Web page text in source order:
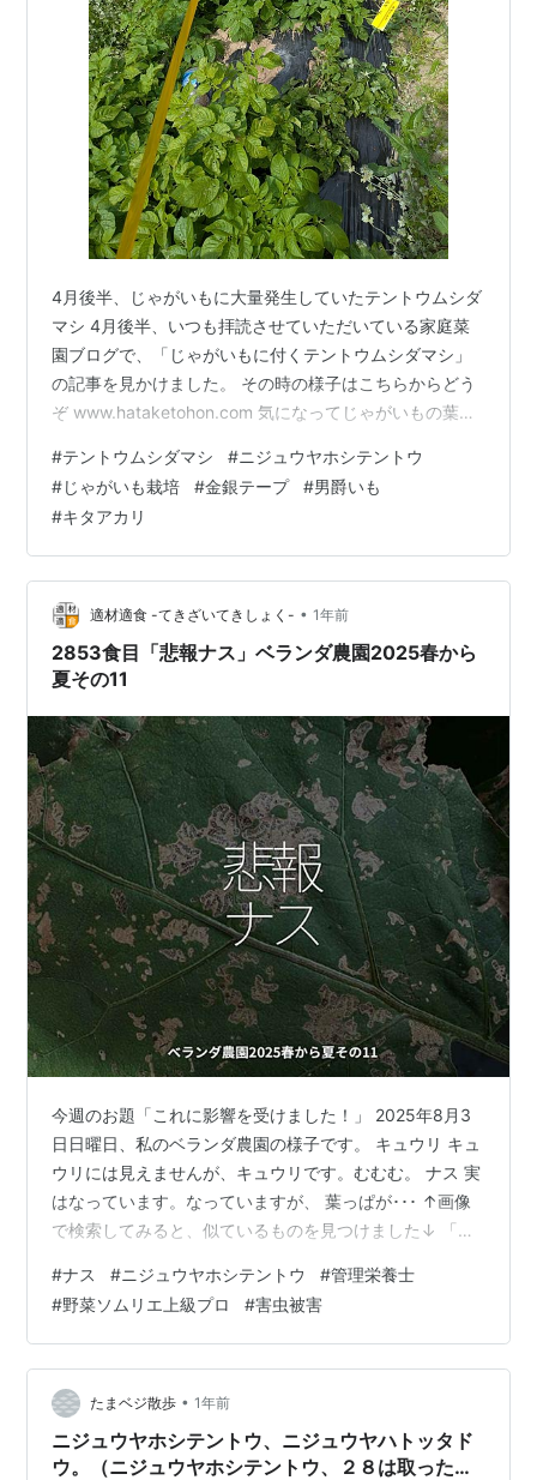
4月後半、じゃがいもに大量発生していたテントウムシダ
マシ 4月後半、いつも拝読させていただいている家庭菜
園ブログで、「じゃがいもに付くテントウムシダマシ」
の記事を見かけました。 その時の様子はこちらからどう
ぞ www.hataketohon.com 気になってじゃがいもの葉を
がいました。 見た目は普通のテントウムシに似ています
が、葉を食べる害虫です。 正式にはニジュウヤホシテン
トウなどが代表的で、特にじゃがいもやナスなどナス科
野菜を好むそうです。 最初に発見した時は、 成虫を捕ま
える 葉裏を確認する 卵を取り除く など、できる範囲で
対策をしまし…
#テントウムシダマシ #ニジュウヤホシテントウ
#じゃがいも栽培 #金銀テープ #男爵いも
#キタアカリ
適材適食 -てきざいてきしょく- • 1年前
2853食目「悲報ナス」ベランダ農園2025春から
夏その11
今週のお題「これに影響を受けました！」 2025年8月3
日日曜日、私のベランダ農園の様子です。 キュウリ キュ
ウリには見えませんが、キュウリです。むむむ。 ナス 実
はなっています。なっていますが、 葉っぱが･･･ ↑画像
で検索してみると、似ているものを見つけました↓ 「ニ
（Henosepilachna vigintioctopunctata、シノニム：
Epilachna vigintioctopunctata、二十八星天道） テント
ウムシ科に属する葉食性の昆虫の1種。ナス科の農業害虫
として有名である。名前の通り、上翅に左右合計28の黒
斑がある。 ニジュウ…
#ナス #ニジュウヤホシテントウ #管理栄養士
#野菜ソムリエ上級プロ #害虫被害
たまベジ散歩 • 1年前
ニジュウヤホシテントウ、ニジュウヤハトッタド
ウ。（ニジュウヤホシテントウ、２８は取ったど